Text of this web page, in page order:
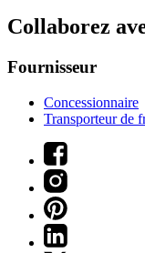
Collaborez
Fournisseur
Concessionnaire
Transporteur de